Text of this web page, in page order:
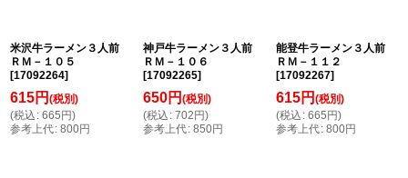
米沢牛ラーメン３人前
ＲＭ－１０５
[17092264]
615円 (税別)
(税込 : 665 円)
参考上代: 800円
神戸牛ラーメン３人前
ＲＭ－１０６
[17092265]
650円 (税別)
(税込 : 702 円)
参考上代: 850円
能登牛ラーメン３人前
ＲＭ－１１２
[17092267]
615円 (税別)
(税込 : 665 円)
参考上代: 800円